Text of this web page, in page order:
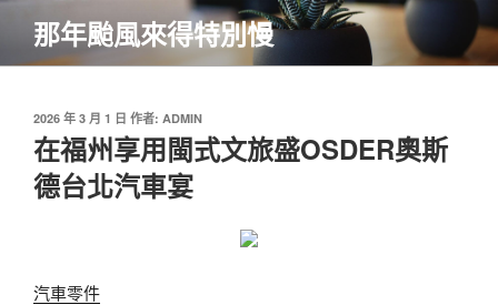
主
那年颱風來得特別慢
發
佈
於
2026 年 3 月 1 日 作者: ADMIN
在福州享用閩式文旅盛OSDER奧斯
德台北汽車宴
汽車零件